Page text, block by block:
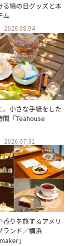
る鳩の日グッズと本
ム
2026.08.04
、小さな手紙をした
間「Teahouse
2026.07.31
りを旅するアメリ
ランド／横浜
」